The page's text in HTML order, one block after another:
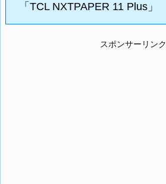
「TCL NXTPAPER 11 Plus」
スポンサーリンク